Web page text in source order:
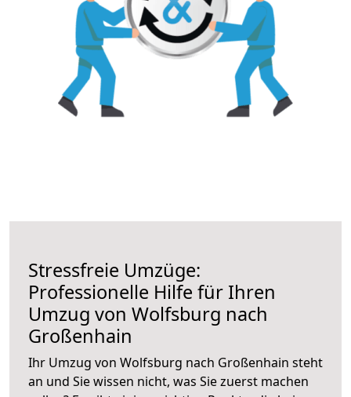
Stressfreie Umzüge:
Professionelle Hilfe für Ihren
Umzug von Wolfsburg nach
Großenhain
Ihr Umzug von Wolfsburg nach Großenhain steht
an und Sie wissen nicht, was Sie zuerst machen